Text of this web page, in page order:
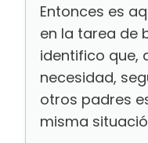
Entonces es
en la tarea de
identifico que,
necesidad,
otros padres
misma